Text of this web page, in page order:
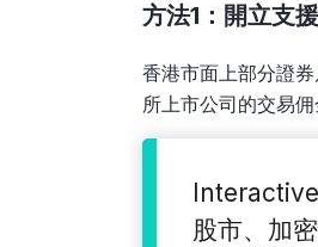
方法1：開立支
香港市面上部分證
所上市公司的交易
股市、加